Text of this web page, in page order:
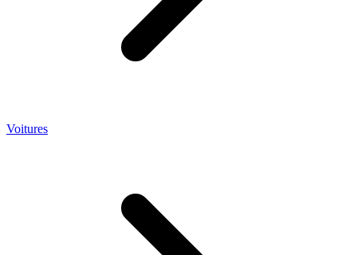
Voitures